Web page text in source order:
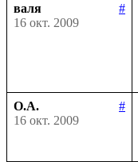
валя
#
16 окт. 2009
О.А.
#
16 окт. 2009